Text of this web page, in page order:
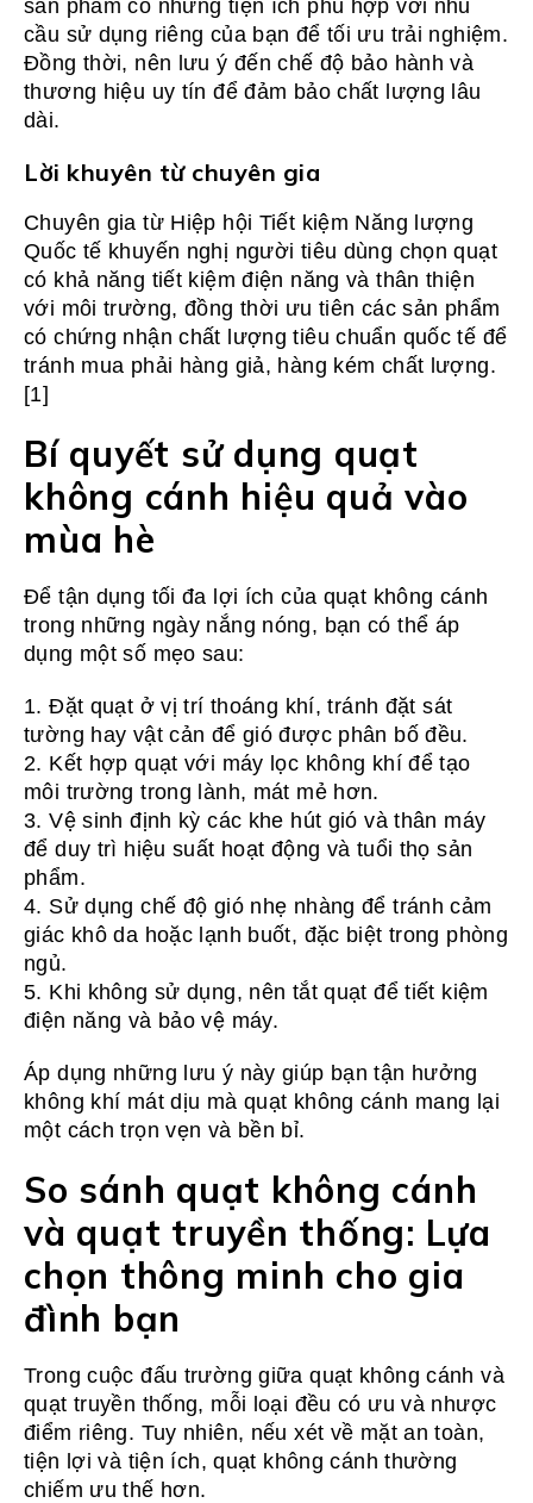
sản phẩm có những tiện ích phù hợp với nhu
cầu sử dụng riêng của bạn để tối ưu trải nghiệm.
Đồng thời, nên lưu ý đến chế độ bảo hành và
thương hiệu uy tín để đảm bảo chất lượng lâu
dài.
Lời khuyên từ chuyên gia
Chuyên gia từ Hiệp hội Tiết kiệm Năng lượng
Quốc tế khuyến nghị người tiêu dùng chọn quạt
có khả năng tiết kiệm điện năng và thân thiện
với môi trường, đồng thời ưu tiên các sản phẩm
có chứng nhận chất lượng tiêu chuẩn quốc tế để
tránh mua phải hàng giả, hàng kém chất lượng.
[1]
Bí quyết sử dụng quạt
không cánh hiệu quả vào
mùa hè
Để tận dụng tối đa lợi ích của quạt không cánh
trong những ngày nắng nóng, bạn có thể áp
dụng một số mẹo sau:
1. Đặt quạt ở vị trí thoáng khí, tránh đặt sát
tường hay vật cản để gió được phân bố đều.
2. Kết hợp quạt với máy lọc không khí để tạo
môi trường trong lành, mát mẻ hơn.
3. Vệ sinh định kỳ các khe hút gió và thân máy
để duy trì hiệu suất hoạt động và tuổi thọ sản
phẩm.
4. Sử dụng chế độ gió nhẹ nhàng để tránh cảm
giác khô da hoặc lạnh buốt, đặc biệt trong phòng
ngủ.
5. Khi không sử dụng, nên tắt quạt để tiết kiệm
điện năng và bảo vệ máy.
Áp dụng những lưu ý này giúp bạn tận hưởng
không khí mát dịu mà quạt không cánh mang lại
một cách trọn vẹn và bền bỉ.
So sánh quạt không cánh
và quạt truyền thống: Lựa
chọn thông minh cho gia
đình bạn
Trong cuộc đấu trường giữa quạt không cánh và
quạt truyền thống, mỗi loại đều có ưu và nhược
điểm riêng. Tuy nhiên, nếu xét về mặt an toàn,
tiện lợi và tiện ích, quạt không cánh thường
chiếm ưu thế hơn.